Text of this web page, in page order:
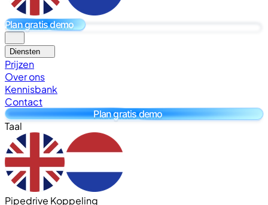
Plan gratis demo
Diensten
Prijzen
Over ons
Kennisbank
Contact
Plan gratis demo
Taal
Pipedrive Koppeling